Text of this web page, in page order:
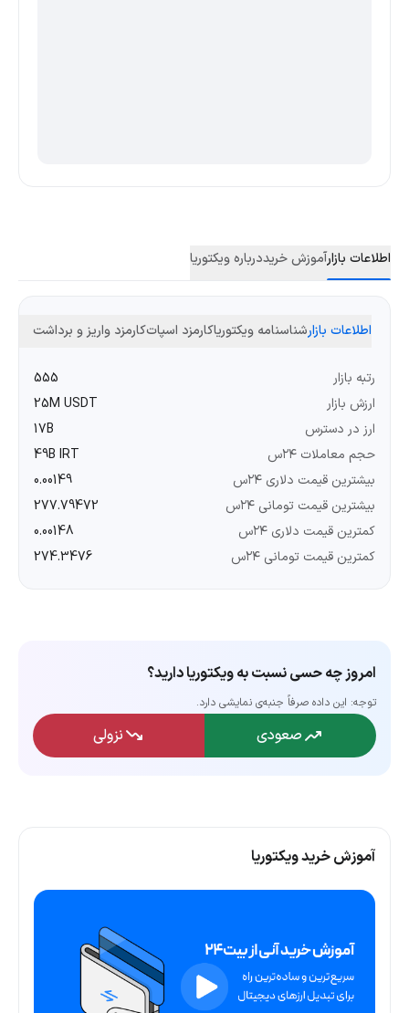
اطلاعات بازارآموزش خریددرباره ویکتوریا
اطلاعات بازارشناسنامه ویکتوریاکارمزد اسپاتکارمزد واریز و برداشت
رتبه بازار
555
ارزش بازار
25M USDT
ارز در دسترس
17B
حجم معاملات ۲۴س
49B IRT
بیشترین قیمت دلاری ۲۴س
0.00149
بیشترین قیمت تومانی ۲۴س
277.79472
کمترین قیمت دلاری ۲۴س
0.00148
کمترین قیمت تومانی ۲۴س
274.3476
امروز چه حسی نسبت به ویکتوریا دارید؟
توجه: این داده‌ صرفاً جنبه‌ی نمایشی دارد.
صعودی نزولی
آموزش خرید ویکتوریا